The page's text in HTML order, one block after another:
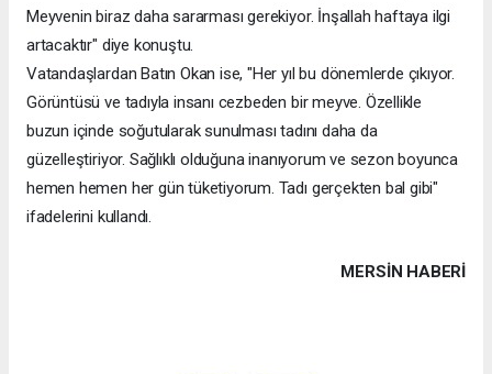
Meyvenin biraz daha sararması gerekiyor. İnşallah haftaya ilgi
artacaktır" diye konuştu.
Vatandaşlardan Batın Okan ise, "Her yıl bu dönemlerde çıkıyor.
Görüntüsü ve tadıyla insanı cezbeden bir meyve. Özellikle
buzun içinde soğutularak sunulması tadını daha da
güzelleştiriyor. Sağlıklı olduğuna inanıyorum ve sezon boyunca
hemen hemen her gün tüketiyorum. Tadı gerçekten bal gibi"
ifadelerini kullandı.
MERSIN HABERİ